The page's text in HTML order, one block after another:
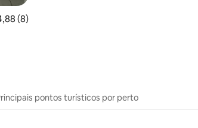
de uma avaliação média de 5, 8 avaliações
(8)
pontos turísticos por perto